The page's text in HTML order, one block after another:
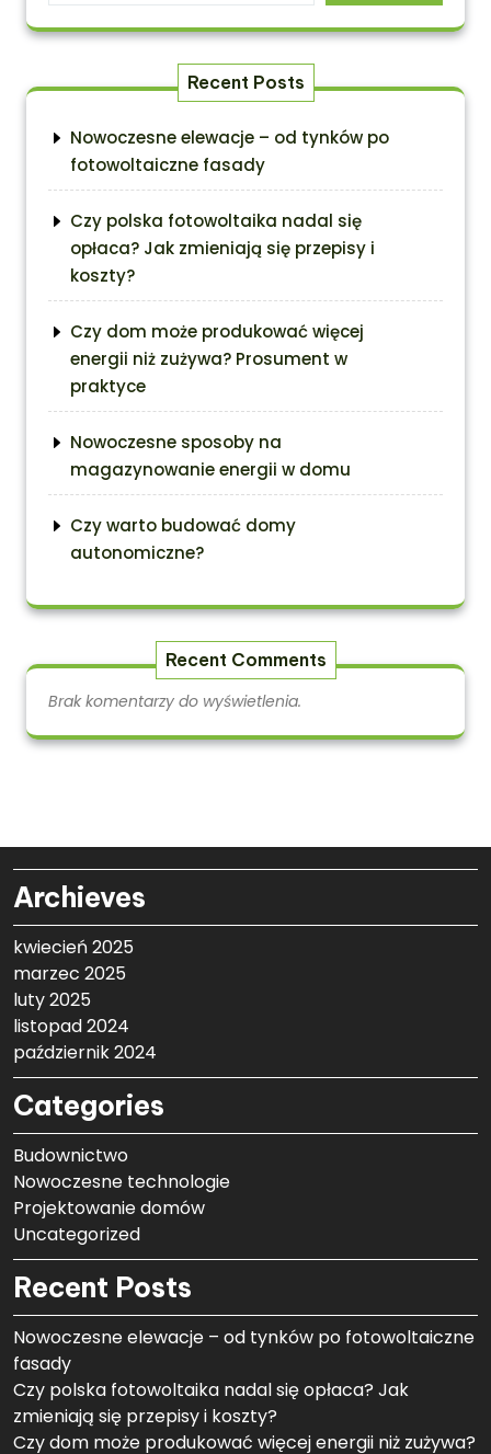
Recent Posts
Nowoczesne elewacje – od tynków po
fotowoltaiczne fasady
Czy polska fotowoltaika nadal się
opłaca? Jak zmieniają się przepisy i
koszty?
Czy dom może produkować więcej
energii niż zużywa? Prosument w
praktyce
Nowoczesne sposoby na
magazynowanie energii w domu
Czy warto budować domy
autonomiczne?
Recent Comments
Brak komentarzy do wyświetlenia.
Archieves
kwiecień 2025
marzec 2025
luty 2025
listopad 2024
październik 2024
Categories
Budownictwo
Nowoczesne technologie
Projektowanie domów
Uncategorized
Recent Posts
Nowoczesne elewacje – od tynków po fotowoltaiczne
fasady
Czy polska fotowoltaika nadal się opłaca? Jak
zmieniają się przepisy i koszty?
Czy dom może produkować więcej energii niż zużywa?